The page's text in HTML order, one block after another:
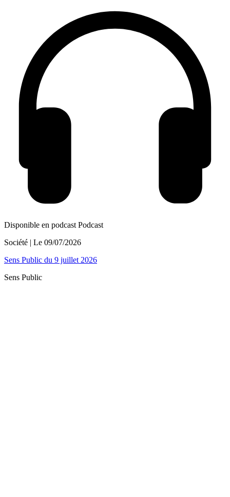
Disponible en podcast Podcast
Société | Le 09/07/2026
Sens Public du 9 juillet 2026
Sens Public